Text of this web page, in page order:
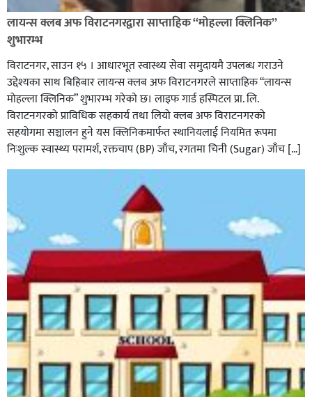
लायन्स क्लब अफ विराटनगरद्वारा साप्ताहिक “मोहल्ला क्लिनिक”
शुभारम्भ
विराटनगर, साउन १५ । आधारभूत स्वास्थ्य सेवा समुदायमै उपलब्ध गराउने
उद्देश्यका साथ बिहिबार लायन्स क्लब अफ विराटनगरले साप्ताहिक “लायन्स
मोहल्ला क्लिनिक” शुभारम्भ गरेकाे छ। लाइफ गार्ड हस्पिटल प्रा. लि.
विराटनगरको प्राविधिक सहकार्य तथा लियो क्लब अफ विराटनगरको
सहयोगमा सञ्चालन हुने यस क्लिनिकमार्फत स्थानियलाई नियमित रूपमा
निःशुल्क स्वास्थ्य परामर्श, रक्तचाप (BP) जाँच, रगतमा चिनी (Sugar) जाँच […]